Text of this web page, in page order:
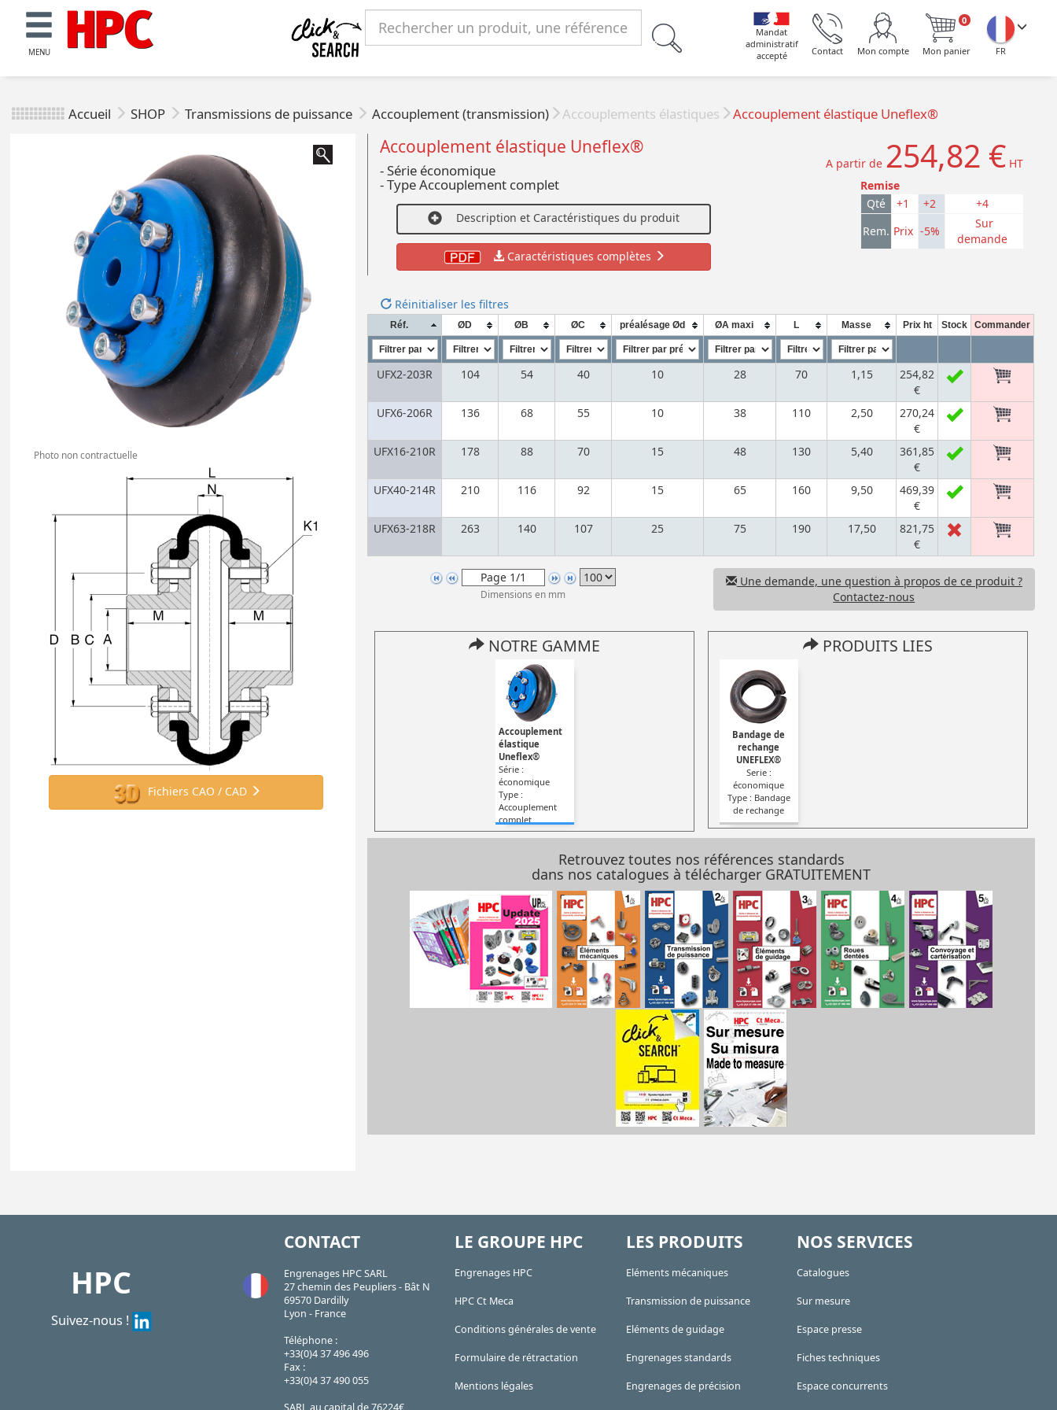
MENU FR
0
Mon panier
Mon compte
Contact
Mandat
administratif
accepté
Accueil SHOP Transmissions de puissance Accouplement (transmission) Accouplements élastiques Accouplement élastique Uneflex®
Photo non contractuelle
Fichiers CAO / CAD
Accouplement élastique Uneflex®
- Série économique
- Type Accouplement complet
Description et Caractéristiques du produit
Caractéristiques complètes
A partir de 254,82 € HT
Remise
Qté
+1 +2
+4
Rem. Prix -5%
Sur
demande
Réinitialiser les filtres
Réf. ØD ØB ØC préalésage Ød ØA maxi L Masse Prix ht Stock Commander
UFX2-203R 104 54 40 10 28 70 1,15
254,82
€
UFX6-206R
136 68 55 10 38 110 2,50
270,24
€
UFX16-210R
178 88 70 15 48 130 5,40
361,85
€
UFX40-214R
210 116 92 15 65 160 9,50
469,39
€
UFX63-218R
263 140 107 25 75 190 17,50
821,75
€
Dimensions en mm
Une demande, une question à propos de ce produit ?
Contactez-nous
NOTRE GAMME
Accouplement
élastique
Uneflex®
Série :
économique
Type :
Accouplement
complet
PRODUITS LIES
Bandage de
rechange
UNEFLEX®
Serie :
économique
Type : Bandage
de rechange
Retrouvez toutes nos références standards
dans nos catalogues à télécharger GRATUITEMENT
HPC
Suivez-nous !
CONTACT
Engrenages HPC SARL
27 chemin des Peupliers - Bât N
69570 Dardilly
Lyon - France
Téléphone :
+33(0)4 37 496 496
Fax :
+33(0)4 37 490 055
SARL au capital de 76224€
LE GROUPE HPC
Engrenages HPC
HPC Ct Meca
Conditions générales de vente
Formulaire de rétractation
Mentions légales
LES PRODUITS
Eléments mécaniques
Transmission de puissance
Eléments de guidage
Engrenages standards
Engrenages de précision
NOS SERVICES
Catalogues
Sur mesure
Espace presse
Fiches techniques
Espace concurrents